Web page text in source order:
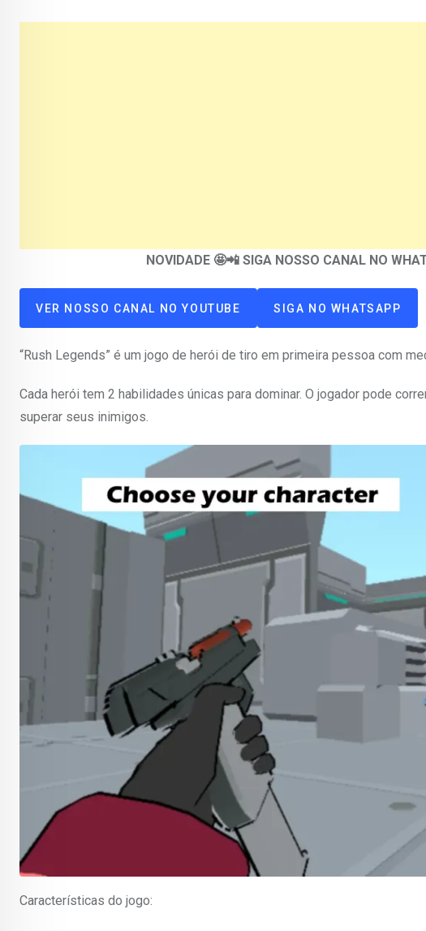
NOVIDADE 🤩📲 SIGA NOSSO CANAL NO
VER NOSSO CANAL NO YOUTUBE SIGA NO WHATSAPP
“Rush Legends” é um jogo de herói de tiro em primeira pessoa com
Cada herói tem 2 habilidades únicas para dominar. O jogador pode
superar seus inimigos.
Características do jogo: